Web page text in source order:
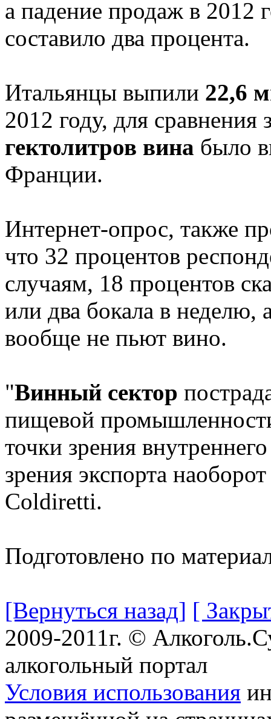
а падение продаж в 2012
составило два процента.
Итальянцы выпили 22,6
2012 году, для сравнения
гектолитров вина было
Франции.
Интернет-опрос, также
что 32 процентов
случаям, 18 процентов
или два бокала в неделю,
вообще не пьют вино.
"Винный сектор
пищевой
точки зрения
зрения экспорта
Coldiretti.
Подготовлено по
[Вернуться назад] [
2009-2011г. ©
алкогольный портал
Условия использования